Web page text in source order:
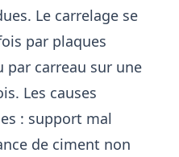
Le carrelage se
par plaques
par carreau sur une
Les causes
: support mal
de ciment non